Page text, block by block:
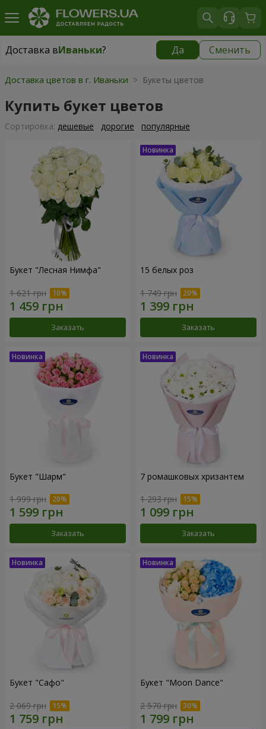
Доставка вИваньки? Да Сменить
Доставка вИваньки|
Доставка цветов в г. Иваньки > Букеты цветов
Купить букет цветов
Cортировка: дешевые дорогие популярные
Букет "Лесная Нимфа"
1 621 грн
Заказать
15 белых роз
1 749 грн
Заказать
Букет "Шарм"
1 999 грн
Заказать
7 ромашковых хризантем
1 293 грн
Заказать
Букет "Сафо"
2 069 грн
Букет "Moon Dance"
2 570 грн